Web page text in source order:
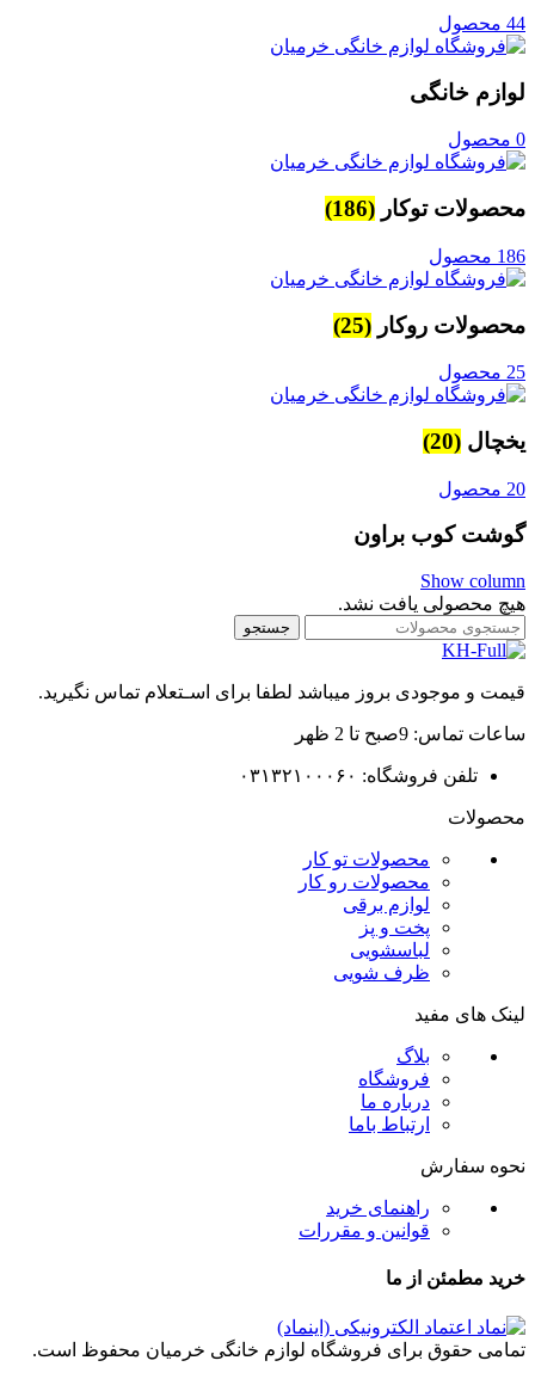
44 محصول
لوازم خانگی
0 محصول
محصولات توکار (186)
186 محصول
محصولات روکار (25)
25 محصول
یخچال (20)
20 محصول
گوشت کوب براون
Show column
هیچ محصولی یافت نشد.
جستجو
قیمت و موجودی بروز میباشد لطفا برای اسـتعلام تماس نگیرید.
ساعات تماس: 9صبح تا 2 ظهر
تلفن فروشگاه: ۰۳۱۳۲۱۰۰۰۶۰
محصولات
محصولات تو کار
محصولات رو کار
لوازم برقی
پخت و پز
لباسشویی
ظرف شویی
لینک های مفید
بلاگ
فروشگاه
درباره ما
ارتباط باما
نحوه سفارش
راهنمای خرید
قوانین و مقررات
خرید مطمئن از ما
تمامی حقوق برای فروشگاه لوازم خانگی خرمیان محفوظ است.